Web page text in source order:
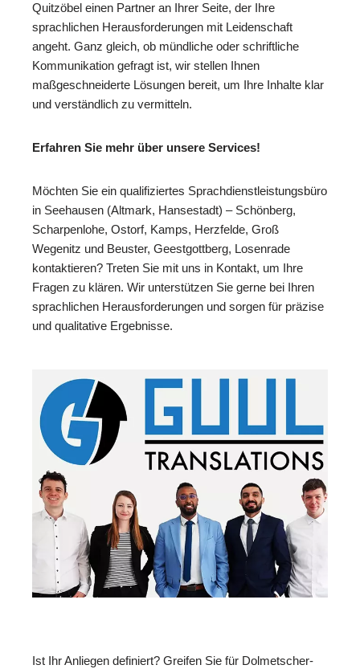
Quitzöbel einen Partner an Ihrer Seite, der Ihre
sprachlichen Herausforderungen mit Leidenschaft
angeht. Ganz gleich, ob mündliche oder schriftliche
Kommunikation gefragt ist, wir stellen Ihnen
maßgeschneiderte Lösungen bereit, um Ihre Inhalte klar
und verständlich zu vermitteln.
Erfahren Sie mehr über unsere Services!
Möchten Sie ein qualifiziertes Sprachdienstleistungsbüro
in Seehausen (Altmark, Hansestadt) – Schönberg,
Scharpenlohe, Ostorf, Kamps, Herzfelde, Groß
Wegenitz und Beuster, Geestgottberg, Losenrade
kontaktieren? Treten Sie mit uns in Kontakt, um Ihre
Fragen zu klären. Wir unterstützen Sie gerne bei Ihren
sprachlichen Herausforderungen und sorgen für präzise
und qualitative Ergebnisse.
Ist Ihr Anliegen definiert? Greifen Sie für Dolmetscher-